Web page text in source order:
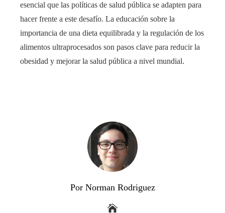
esencial que las políticas de salud pública se adapten para
hacer frente a este desafío. La educación sobre la
importancia de una dieta equilibrada y la regulación de los
alimentos ultraprocesados son pasos clave para reducir la
obesidad y mejorar la salud pública a nivel mundial.
Por Norman Rodriguez